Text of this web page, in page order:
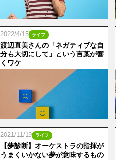
2022/4/15 ライフ
渡辺直美さんの「ネガティブな自
分も大切にして」という言葉が響
くワケ
2021/11/19 ライフ
【夢診断】オーケストラの指揮が
うまくいかない夢が意味するもの